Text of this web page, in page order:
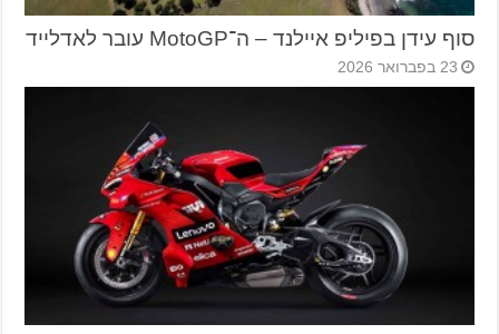
סוף עידן בפיליפ איילנד – ה־MotoGP עובר לאדלייד
23 בפברואר 2026